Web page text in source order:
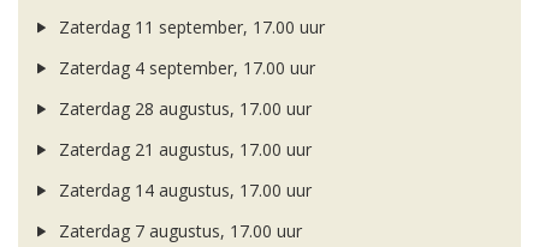
Zaterdag 11 september, 17.00 uur
Zaterdag 4 september, 17.00 uur
Zaterdag 28 augustus, 17.00 uur
Zaterdag 21 augustus, 17.00 uur
Zaterdag 14 augustus, 17.00 uur
Zaterdag 7 augustus, 17.00 uur